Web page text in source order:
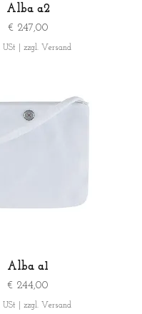
Alba a2
Preis
€ 247,00
USt zzgl. Versand
Alba a1
Preis
€ 244,00
USt zzgl. Versand